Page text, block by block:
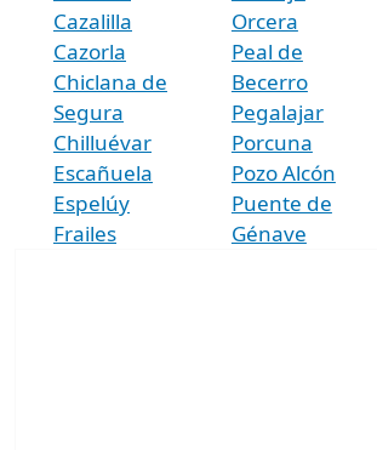
Cazalilla
Cazorla
Chiclana de
Segura
Chilluévar
Escañuela
Espelúy
Frailes
Orcera
Peal de
Becerro
Pegalajar
Porcuna
Pozo Alcón
Puente de
Génave